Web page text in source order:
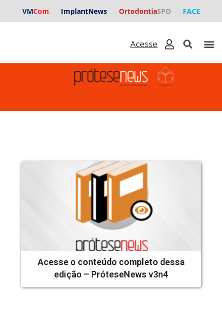
VMCom ImplantNews OrtodontiaSPO FACE
Acesse o conteúdo completo dessa
edição – PróteseNews v3n4